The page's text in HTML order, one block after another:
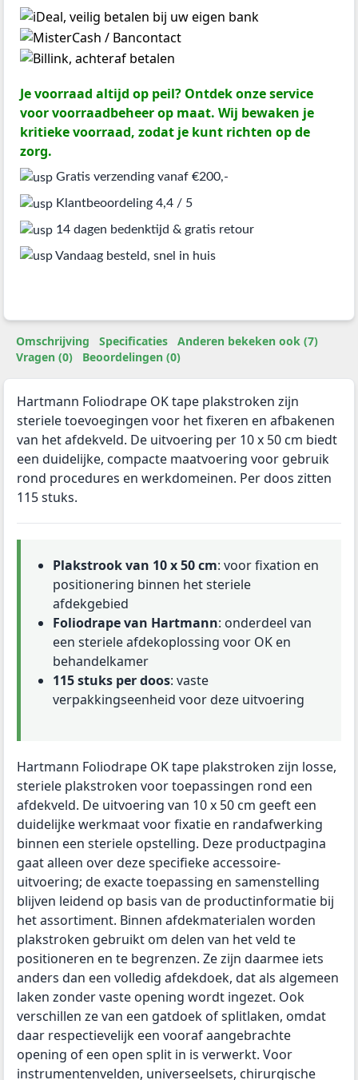
Je voorraad altijd op peil? Ontdek onze service
voor voorraadbeheer op maat. Wij bewaken je
kritieke voorraad, zodat je kunt richten op de
zorg.
Gratis verzending vanaf €200,-
Klantbeoordeling 4,4 / 5
14 dagen bedenktijd & gratis retour
Vandaag besteld, snel in huis
Omschrijving Specificaties
Anderen bekeken ook (7)
Vragen (0)
Beoordelingen (0)
Hartmann Foliodrape OK tape plakstroken zijn
steriele toevoegingen voor het fixeren en afbakenen
van het afdekveld. De uitvoering per 10 x 50 cm biedt
een duidelijke, compacte maatvoering voor gebruik
rond procedures en werkdomeinen. Per doos zitten
115 stuks.
Plakstrook van 10 x 50 cm: voor fixation en
positionering binnen het steriele
afdekgebied
Foliodrape van Hartmann: onderdeel van
een steriele afdekoplossing voor OK en
behandelkamer
115 stuks per doos: vaste
verpakkingseenheid voor deze uitvoering
Hartmann Foliodrape OK tape plakstroken zijn losse,
steriele plakstroken voor toepassingen rond een
afdekveld. De uitvoering van 10 x 50 cm geeft een
duidelijke werkmaat voor fixatie en randafwerking
binnen een steriele opstelling. Deze productpagina
gaat alleen over deze specifieke accessoire-
uitvoering; de exacte toepassing en samenstelling
blijven leidend op basis van de productinformatie bij
het assortiment. Binnen afdekmaterialen worden
plakstroken gebruikt om delen van het veld te
positioneren en te begrenzen. Ze zijn daarmee iets
anders dan een volledig afdekdoek, dat als algemeen
laken zonder vaste opening wordt ingezet. Ook
verschillen ze van een gatdoek of splitlaken, omdat
daar respectievelijk een vooraf aangebrachte
opening of een open split in is verwerkt. Voor
instrumentenvelden, universeelsets, chirurgische